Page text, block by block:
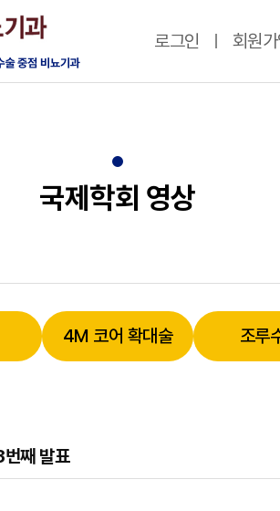
로그인 회원
국제학회 영상
4M 코어 확대술 조루
째 발표